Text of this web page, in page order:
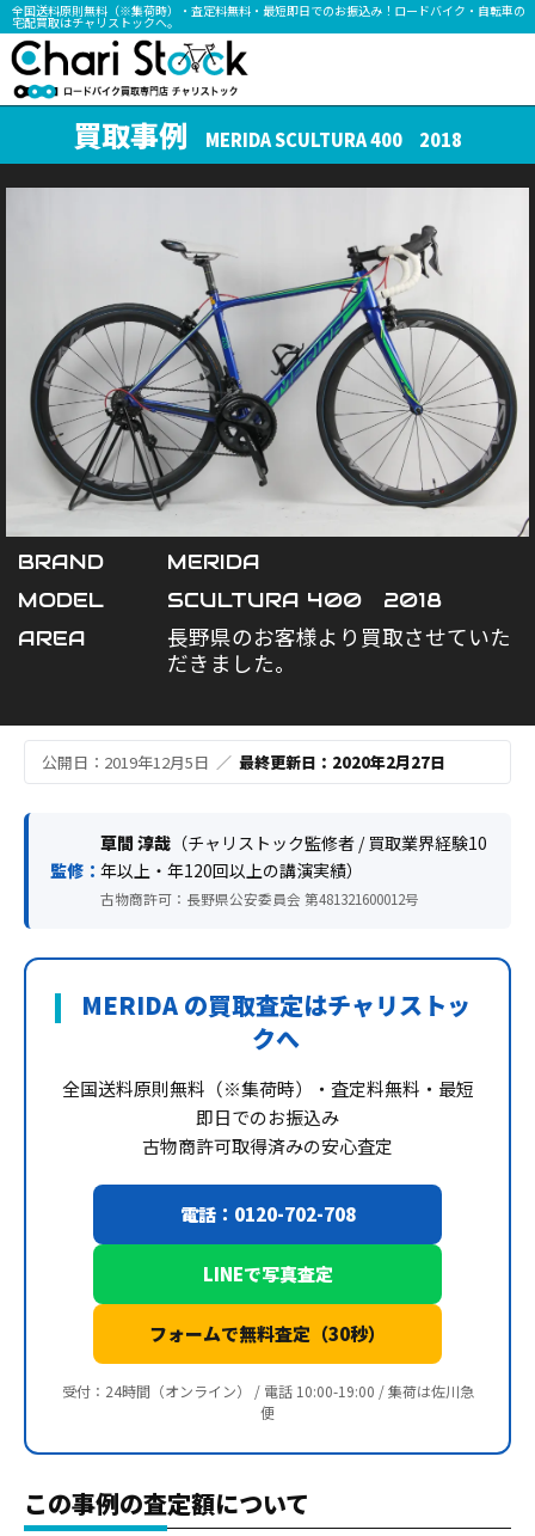
全国送料原則無料（※集荷時）・査定料無料・最短即日でのお振込み！ロードバイク・自転車の
宅配買取はチャリストックへ。
買取事例 MERIDA SCULTURA 400 2018
BRAND
MERIDA
MODEL
SCULTURA 400 2018
AREA
長野県のお客様より買取させていた
だきました。
公開日：2019年12月5日 ／ 最終更新日：2020年2月27日
監修：
草間 淳哉 （チャリストック監修者 / 買取業界経験10
年以上・年120回以上の講演実績）
古物商許可：長野県公安委員会 第481321600012号
MERIDA の買取査定はチャリストッ
クへ
全国送料原則無料（※集荷時）・査定料無料・最短
即日でのお振込み
古物商許可取得済みの安心査定
電話：0120-702-708
LINEで写真査定
フォームで無料査定（30秒）
受付：24時間（オンライン） / 電話 10:00-19:00 / 集荷は佐川急
便
この事例の査定額について